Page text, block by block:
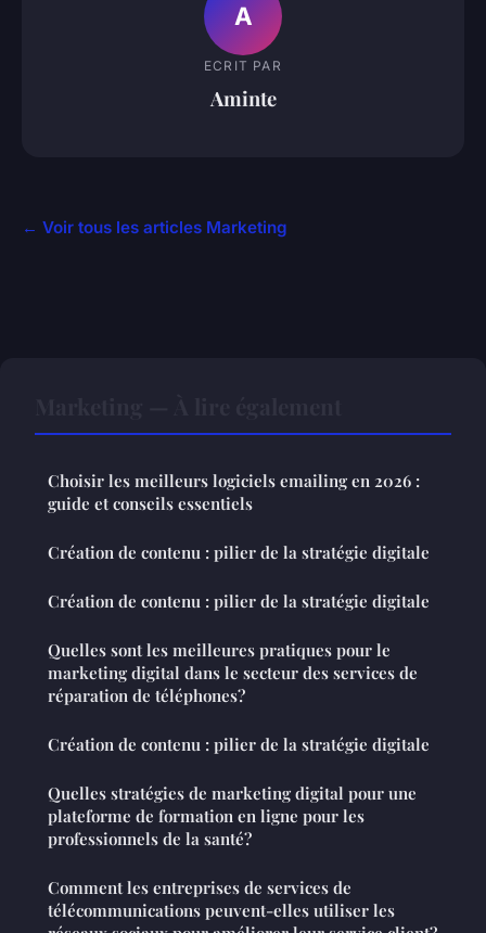
A
ECRIT PAR
Aminte
← Voir tous les articles Marketing
Choisir les meilleurs logiciels emailing en 2026 :
guide et conseils essentiels
Création de contenu : pilier de la stratégie digitale
Création de contenu : pilier de la stratégie digitale
Quelles sont les meilleures pratiques pour le
marketing digital dans le secteur des services de
réparation de téléphones?
Création de contenu : pilier de la stratégie digitale
Quelles stratégies de marketing digital pour une
plateforme de formation en ligne pour les
professionnels de la santé?
Comment les entreprises de services de
télécommunications peuvent-elles utiliser les